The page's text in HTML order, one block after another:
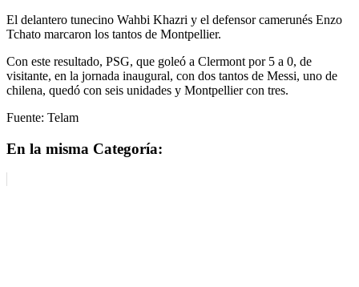
El delantero tunecino Wahbi Khazri y el defensor camerunés Enzo
Tchato marcaron los tantos de Montpellier.
Con este resultado, PSG, que goleó a Clermont por 5 a 0, de
visitante, en la jornada inaugural, con dos tantos de Messi, uno de
chilena, quedó con seis unidades y Montpellier con tres.
Fuente: Telam
En la misma Categoría: